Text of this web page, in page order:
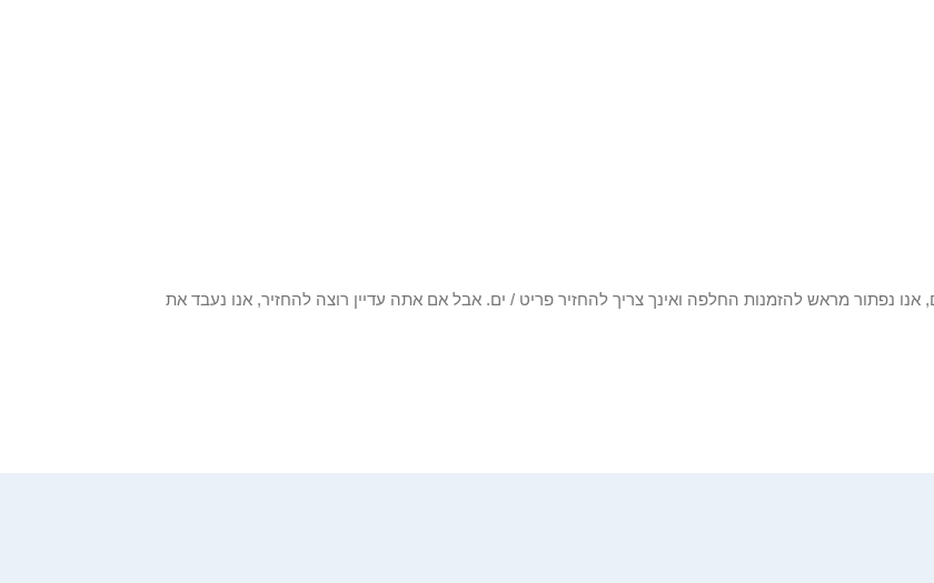
פריט פגום / פגום, אנו נפתור מראש להזמנות החלפה ואינך צריך להחזיר פריט / ים. אבל אם אתה עדיין רוצה להחזיר, אנו נעבד את